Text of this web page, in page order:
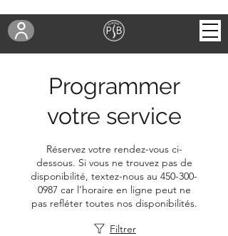
Programmer
votre service
Réservez votre rendez-vous ci-
dessous. Si vous ne trouvez pas de
disponibilité, textez-nous au 450-300-
0987 car l’horaire en ligne peut ne
pas refléter toutes nos disponibilités.
Filtrer